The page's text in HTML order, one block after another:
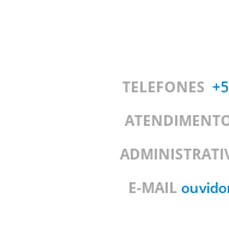
TELEFONES
E-MAIL